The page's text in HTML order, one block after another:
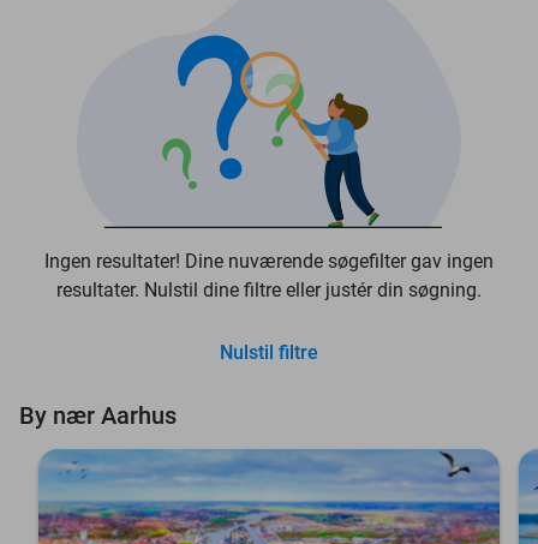
Ingen resultater! Dine nuværende søgefilter gav ingen
resultater. Nulstil dine filtre eller justér din søgning.
Nulstil filtre
By nær Aarhus